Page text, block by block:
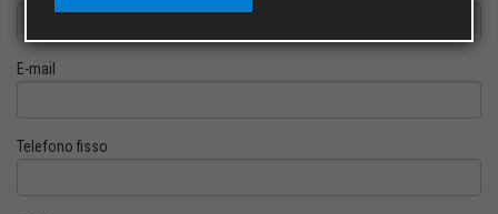
E-mail
Telefono fisso